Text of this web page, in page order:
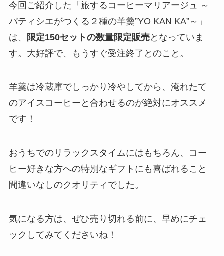
今回ご紹介した「旅するコーヒーマリアージュ ～
パティシエがつくる２種の羊羹”YO KAN KA”～」
は、
限定150セットの数量限定販売となっていま
す。大好評で、もうすぐ受注終了とのこと。
羊羹は冷蔵庫でしっかり冷やしてから、淹れたて
のアイスコーヒーと合わせるのが絶対にオススメ
です！
おうちでのリラックスタイムにはもちろん、コー
ヒー好きな方への特別なギフトにも喜ばれること
間違いなしのクオリティでした。
気になる方は、ぜひ売り切れる前に、早めにチェ
ックしてみてくださいね！